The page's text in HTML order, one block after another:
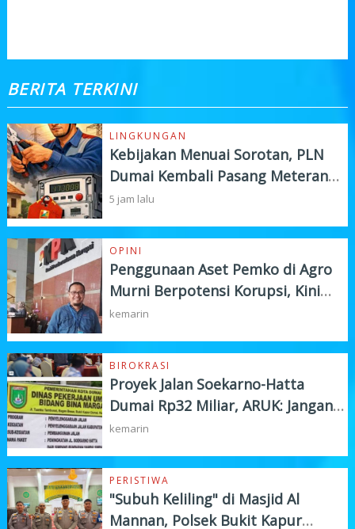
BERITA TERKINI
LINGKUNGAN
Kebijakan Menuai Sorotan, PLN
Dumai Kembali Pasang Meteran
Listrik Pelanggan
5 jam lalu
OPINI
Penggunaan Aset Pemko di Agro
Murni Berpotensi Korupsi, Kini
"Bola" Ada di APH
kemarin
BIROKRASI
Proyek Jalan Soekarno-Hatta
Dumai Rp32 Miliar, ARUK: Jangan
Korbankan Kualitas Demi Kejar
kemarin
PERISTIWA
"Subuh Keliling" di Masjid Al
Mannan, Polsek Bukit Kapur